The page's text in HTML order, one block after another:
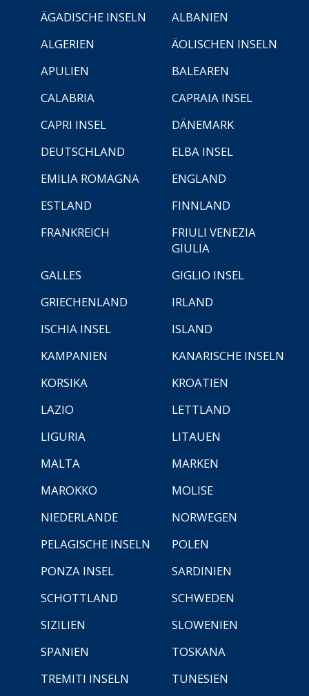
ÄGADISCHE INSELN
ALBANIEN
ALGERIEN
ÄOLISCHEN INSELN
APULIEN
BALEAREN
CALABRIA
CAPRAIA INSEL
CAPRI INSEL
DÄNEMARK
DEUTSCHLAND
ELBA INSEL
EMILIA ROMAGNA
ENGLAND
ESTLAND
FINNLAND
FRANKREICH
FRIULI VENEZIA
GIULIA
GALLES
GIGLIO INSEL
GRIECHENLAND
IRLAND
ISCHIA INSEL
ISLAND
KAMPANIEN
KANARISCHE INSELN
KORSIKA
KROATIEN
LAZIO
LETTLAND
LIGURIA
LITAUEN
MALTA
MARKEN
MAROKKO
MOLISE
NIEDERLANDE
NORWEGEN
PELAGISCHE INSELN
POLEN
PONZA INSEL
SARDINIEN
SCHOTTLAND
SCHWEDEN
SIZILIEN
SLOWENIEN
SPANIEN
TOSKANA
TREMITI INSELN
TUNESIEN